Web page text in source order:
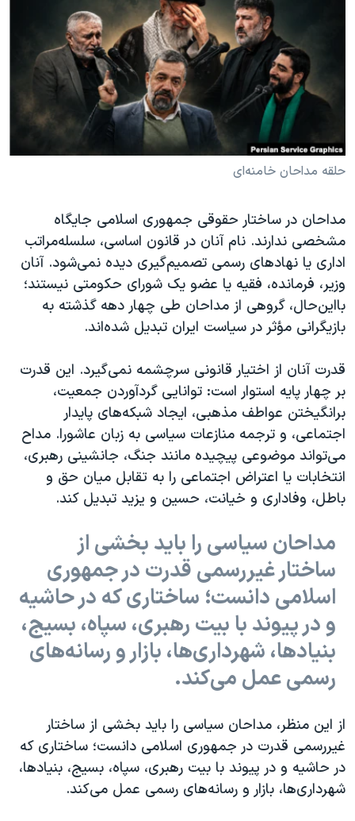
فرهنگ و زندگی
حقوق شهروندی
اقتصادی
علم و فناوری
اسرائیل در جنگ
گالری عکس
انتخابات ریاست جمهوری آمریکا ۲۰۲۴
حمله جمهوری اسلامی به اسرائیل
رمز مهسا
ورزش زنان در ایران
اعتراضات زن، زندگی، آزادی
تریبونال مردمی آبان ۹۸
دادگاه حمید نوری
چهل سال گروگان‌گیری
قانون شفافیت دارائی کادر رهبری ایران
اعتراضات مردمی آبان ۹۸
نرگس محمدی برنده جایزه نوبل صلح
همایش محافظه‌کاران آمریکا «سی‌پک»
صفحه‌های ویژه
سفر پرزیدنت ترامپ به چین
زبانهای مختلف
حلقه مداحان خامنه‌ای
مداحان در ساختار حقوقی جمهوری اسلامی جایگاه
مشخصی ندارند. نام آنان در قانون اساسی، سلسله‌مراتب
اداری یا نهادهای رسمی تصمیم‌گیری دیده نمی‌شود. آنان
وزیر، فرمانده، فقیه یا عضو یک شورای حکومتی نیستند؛
بااین‌حال، گروهی از مداحان طی چهار دهه گذشته به
بازیگرانی مؤثر در سیاست ایران تبدیل شده‌اند.
قدرت آنان از اختیار قانونی سرچشمه نمی‌گیرد. این قدرت
بر چهار پایه استوار است: توانایی گردآوردن جمعیت،
برانگیختن عواطف مذهبی، ایجاد شبکه‌های پایدار
اجتماعی، و ترجمه منازعات سیاسی به زبان عاشورا. مداح
می‌تواند موضوعی پیچیده مانند جنگ، جانشینی رهبری،
انتخابات یا اعتراض اجتماعی را به تقابل میان حق و
باطل، وفاداری و خیانت، حسین و یزید تبدیل کند.
مداحان سیاسی را باید بخشی از
ساختار غیررسمی قدرت در جمهوری
اسلامی دانست؛ ساختاری که در حاشیه
و در پیوند با بیت رهبری، سپاه، بسیج،
بنیادها، شهرداری‌ها، بازار و رسانه‌های
رسمی عمل می‌کند.
از این منظر، مداحان سیاسی را باید بخشی از ساختار
غیررسمی قدرت در جمهوری اسلامی دانست؛ ساختاری که
در حاشیه و در پیوند با بیت رهبری، سپاه، بسیج، بنیادها،
شهرداری‌ها، بازار و رسانه‌های رسمی عمل می‌کند.